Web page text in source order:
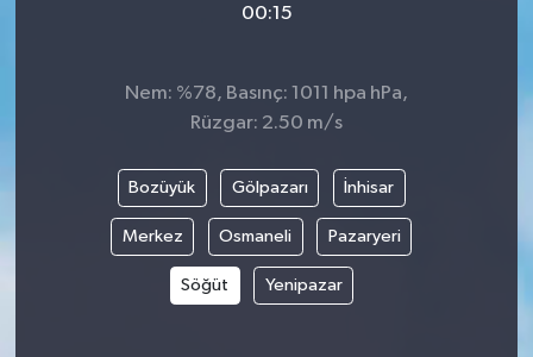
00:15
Nem: %78, Basınç: 1011 hpa hPa,
Rüzgar: 2.50 m/s
Bozüyük Gölpazarı İnhisar
Merkez Osmaneli Pazaryeri
Söğüt Yenipazar